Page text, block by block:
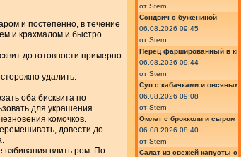
и постепенно, в течение
и крахмалом и быстро
до готовности примерно
удалить.
оба бисквита по
для украшения.
комочков.
довести до
взбивания влить ром. По
от Stern
Сэндвич с бужениной
06.08.2026 09:45
от Stern
Перец фаршированный в
06.08.2026 09:44
от Stern
Суп с кабачками и
06.08.2026 09:08
от Stern
Омлет с брокколи и сыром
06.08.2026 08:40
от Stern
Салат из свежей капусты